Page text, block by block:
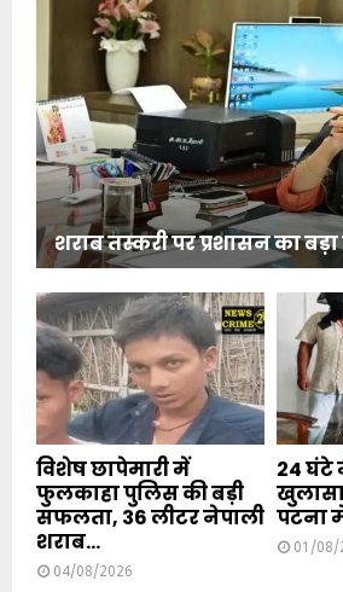
शराब तस्करी पर प्रशासन का बड़ा
विशेष छापेमारी में
फुलकाहा पुलिस की बड़ी
सफलता, 36 लीटर नेपाली
शराब...
04/08/2026
24 घंटे
पटना
01/08/